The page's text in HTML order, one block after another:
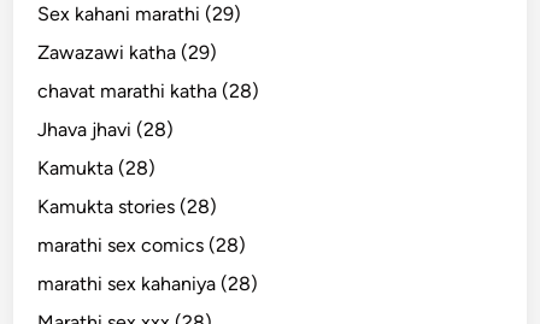
Sex kahani marathi (29)
Zawazawi katha (29)
chavat marathi katha (28)
Jhava jhavi (28)
Kamukta (28)
Kamukta stories (28)
marathi sex comics (28)
marathi sex kahaniya (28)